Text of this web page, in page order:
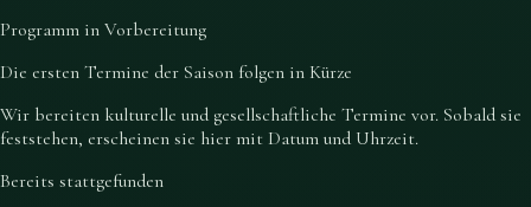
Programm in Vorbereitung
Die ersten Termine der Saison folgen in Kürze
Wir bereiten kulturelle und gesellschaftliche Termine vor. Sobald sie
feststehen, erscheinen sie hier mit Datum und Uhrzeit.
Bereits stattgefunden